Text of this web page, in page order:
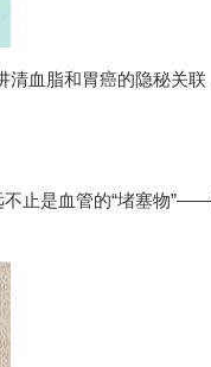
清血脂和胃癌的隐秘关联
不止是血管的“堵塞物